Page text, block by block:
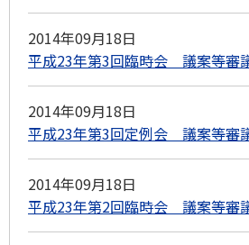
2014年09月18日
平成23年第3回臨時会 議案等審
2014年09月18日
平成23年第3回定例会 議案等審
2014年09月18日
平成23年第2回臨時会 議案等審